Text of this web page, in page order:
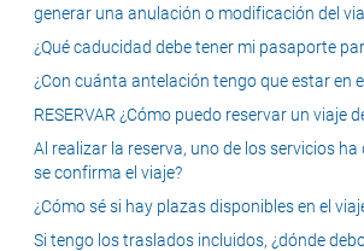
generar una anulación o modificación del
¿Qué caducidad debe tener mi pasaporte
¿Con cuánta antelación tengo que estar en
RESERVAR ¿Cómo puedo reservar un viaje
Al realizar la reserva, uno de los servicios
se confirma el viaje?
¿Cómo sé si hay plazas disponibles en el
Si tengo los traslados incluidos, ¿dónde